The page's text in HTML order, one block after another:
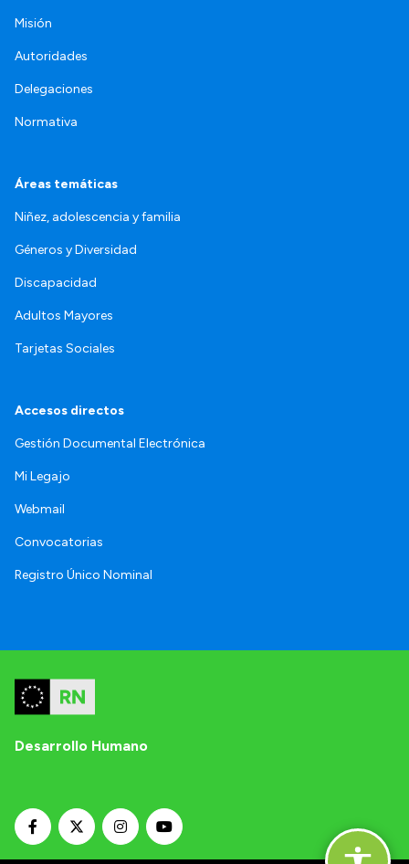
Misión
Autoridades
Delegaciones
Normativa
Áreas temáticas
Niñez, adolescencia y familia
Géneros y Diversidad
Discapacidad
Adultos Mayores
Tarjetas Sociales
Accesos directos
Gestión Documental Electrónica
Mi Legajo
Webmail
Convocatorias
Registro Único Nominal
Desarrollo Humano